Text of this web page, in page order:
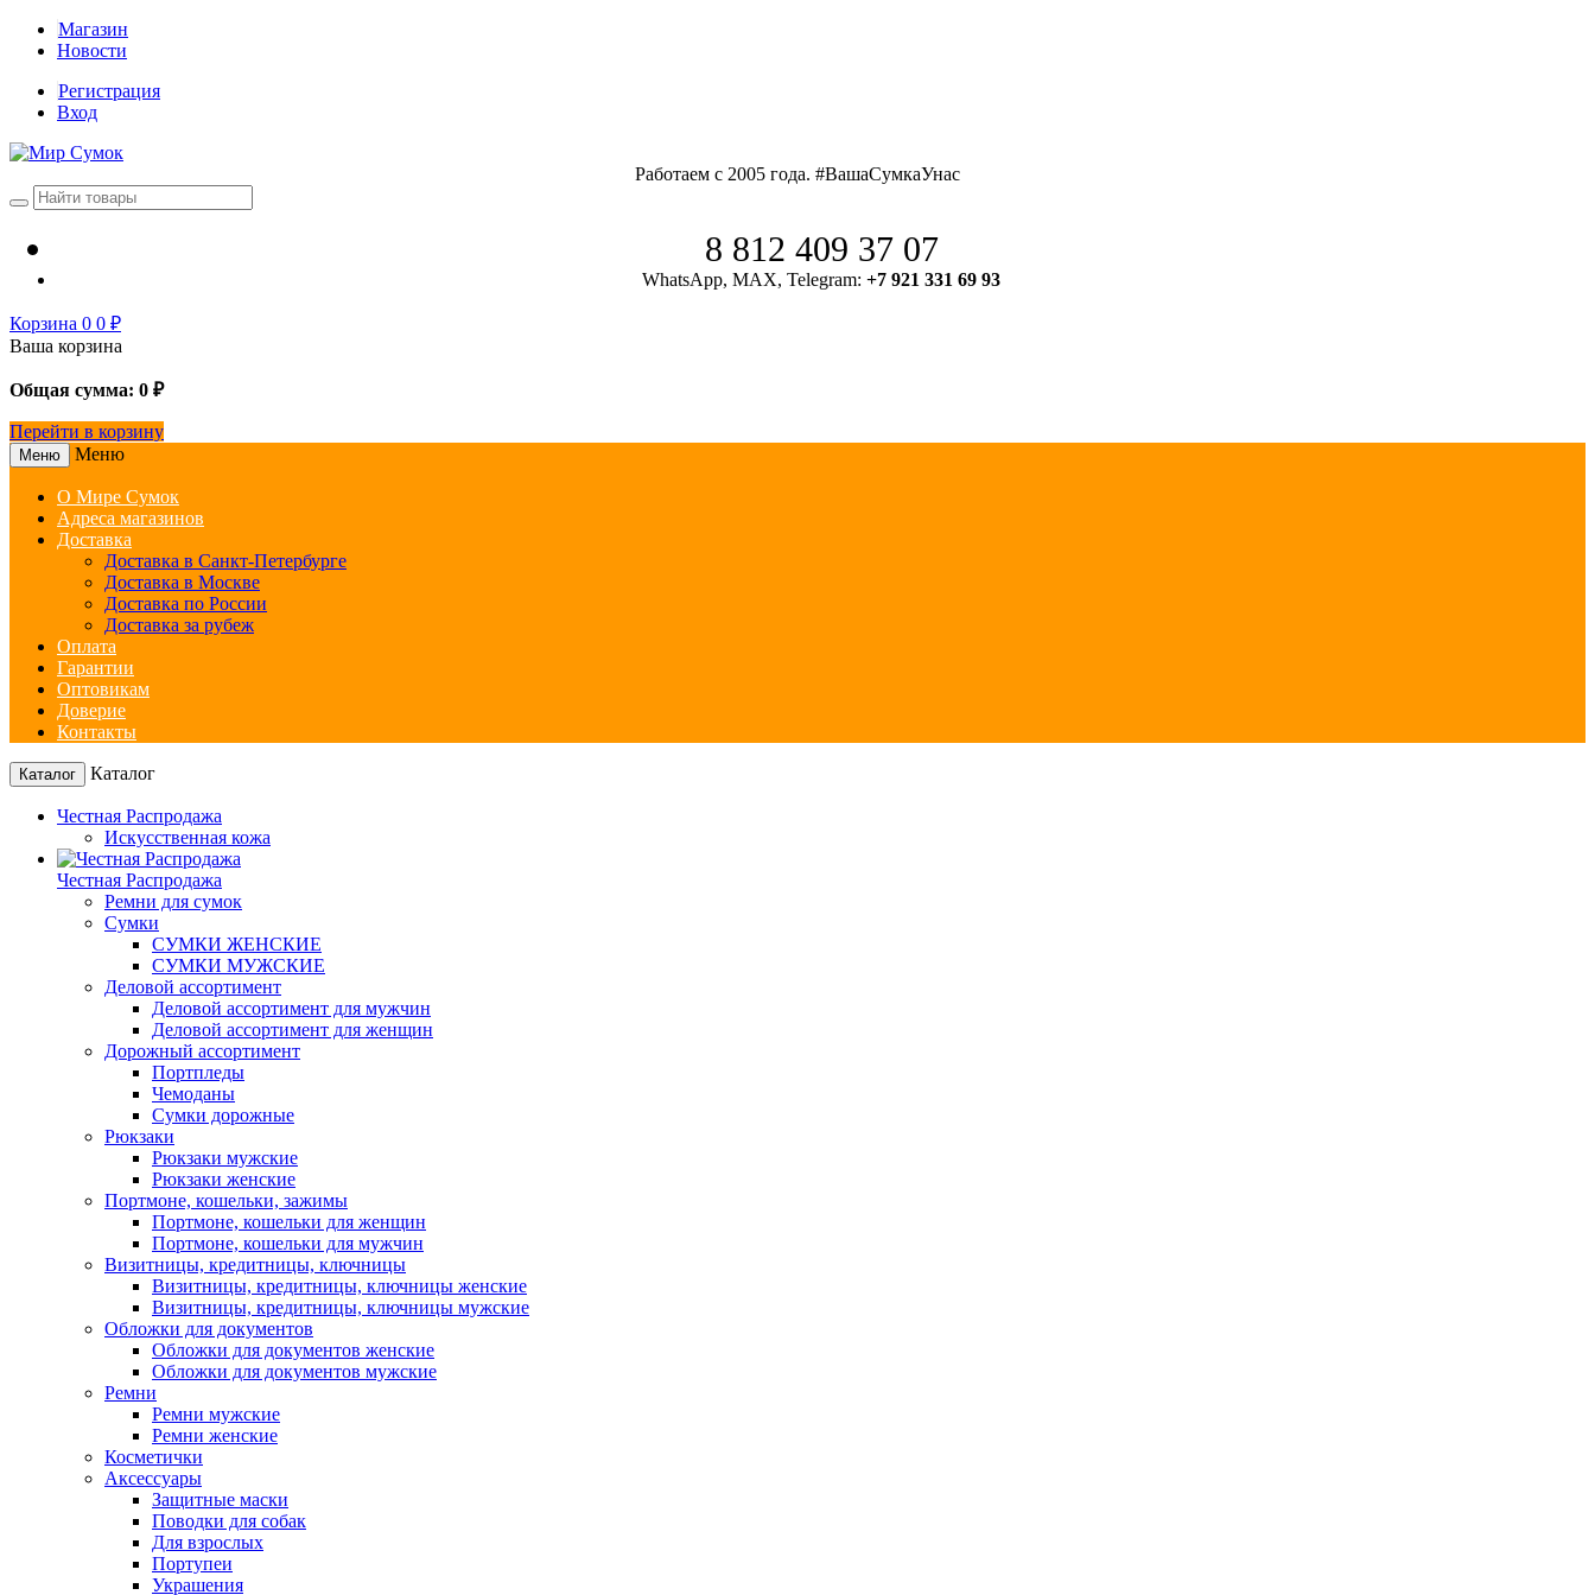
Магазин
Новости
Регистрация
Вход
Работаем с 2005 года. #ВашаСумкаУнас
8 812 409 37 07
WhatsApp, MAX, Telegram: +7 921 331 69 93
Корзина 0 0 ₽
Ваша корзина
Общая сумма: 0 ₽
Перейти в корзину
Меню Меню
О Мире Сумок
Адреса магазинов
Доставка
Доставка в Санкт-Петербурге
Доставка в Москве
Доставка по России
Доставка за рубеж
Оплата
Гарантии
Оптовикам
Доверие
Контакты
Каталог Каталог
Честная Распродажа
Искусственная кожа
Честная Распродажа
Ремни для сумок
Сумки
СУМКИ ЖЕНСКИЕ
СУМКИ МУЖСКИЕ
Деловой ассортимент
Деловой ассортимент для мужчин
Деловой ассортимент для женщин
Дорожный ассортимент
Портпледы
Чемоданы
Сумки дорожные
Рюкзаки
Рюкзаки мужские
Рюкзаки женские
Портмоне, кошельки, зажимы
Портмоне, кошельки для женщин
Портмоне, кошельки для мужчин
Визитницы, кредитницы, ключницы
Визитницы, кредитницы, ключницы женские
Визитницы, кредитницы, ключницы мужские
Обложки для документов
Обложки для документов женские
Обложки для документов мужские
Ремни
Ремни мужские
Ремни женские
Косметички
Аксессуары
Защитные маски
Поводки для собак
Для взрослых
Портупеи
Украшения